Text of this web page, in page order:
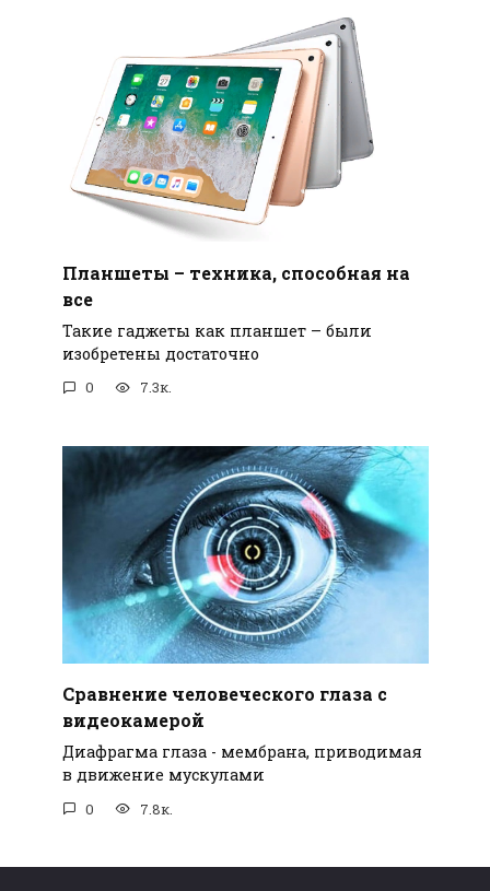
Планшеты – техника, способная на
все
Такие гаджеты как планшет – были
изобретены достаточно
0 7.3к.
Сравнение человеческого глаза с
видеокамерой
Диафрагма глаза - мембрана, приводимая
в движение мускулами
0 7.8к.